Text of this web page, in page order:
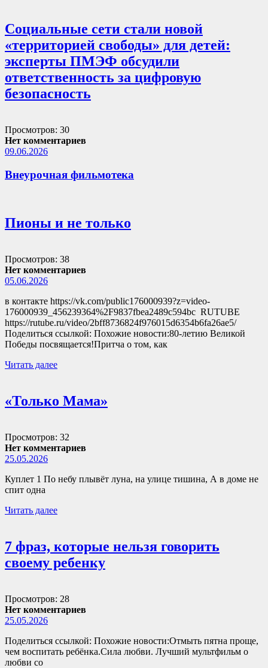
Социальные сети стали новой
«территорией свободы» для детей:
эксперты ПМЭФ обсудили
ответственность за цифровую
безопасность
Просмотров: 30
Нет комментариев
09.06.2026
Внеурочная фильмотека
Пионы и не только
Просмотров: 38
Нет комментариев
05.06.2026
в контакте https://vk.com/public176000939?z=video-
176000939_456239364%2F9837fbea2489c594bc RUTUBE
https://rutube.ru/video/2bff8736824f976015d6354b6fa26ae5/
Поделиться ссылкой: Похожие новости:80-летию Великой
Победы посвящается!Притча о том, как
Читать далее
«Только Мама»
Просмотров: 32
Нет комментариев
25.05.2026
Куплет 1 По небу плывёт луна, на улице тишина, А в доме не
спит одна
Читать далее
7 фраз, которые нельзя говорить
своему ребенку
Просмотров: 28
Нет комментариев
25.05.2026
Поделиться ссылкой: Похожие новости:Отмыть пятна проще,
чем воспитать ребёнка.Сила любви. Лучший мультфильм о
любви со